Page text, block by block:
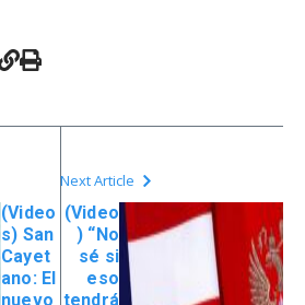
(Video
s) San
Cayet
ano: El
nuevo
Next Article
(Video
) “No
sé si
eso
tendrá